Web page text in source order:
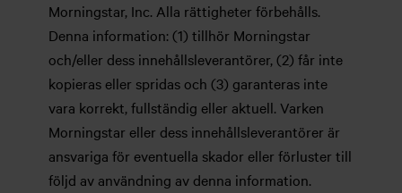
Morningstar, Inc. Alla rättigheter förbehålls.
Denna information: (1) tillhör Morningstar
och/eller dess innehållsleverantörer, (2) får inte
kopieras eller spridas och (3) garanteras inte
vara korrekt, fullständig eller aktuell. Varken
Morningstar eller dess innehållsleverantörer är
ansvariga för eventuella skador eller förluster till
följd av användning av denna information.